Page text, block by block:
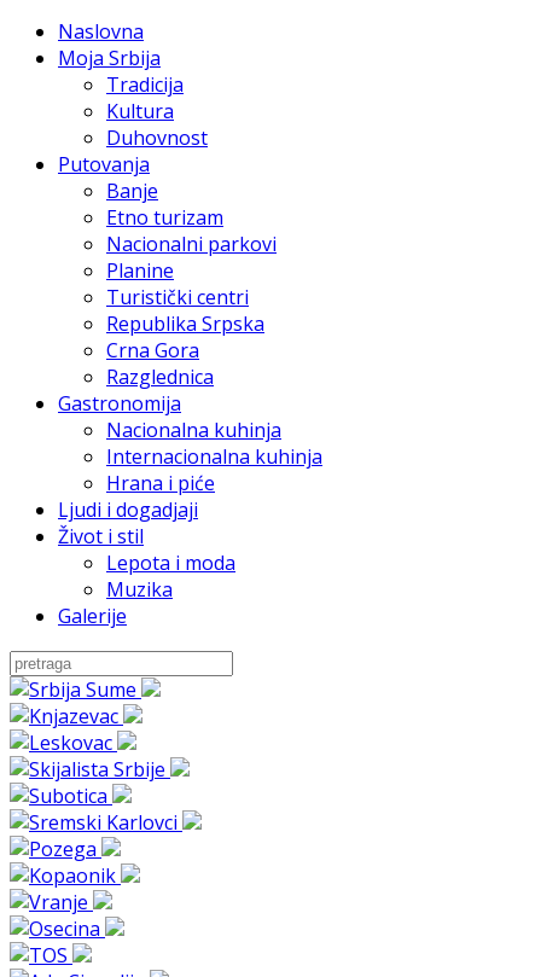
Naslovna
Moja Srbija
Tradicija
Kultura
Duhovnost
Putovanja
Banje
Etno turizam
Nacionalni parkovi
Planine
Turistički centri
Republika Srpska
Crna Gora
Razglednica
Gastronomija
Nacionalna kuhinja
Internacionalna kuhinja
Hrana i piće
Ljudi i dogadjaji
Život i stil
Lepota i moda
Muzika
Galerije